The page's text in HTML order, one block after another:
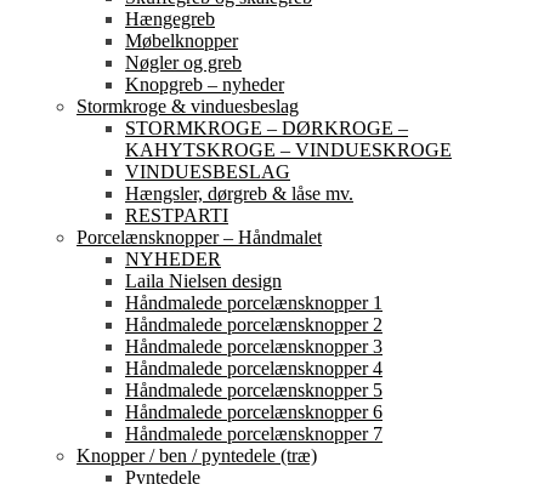
Hængegreb
Møbelknopper
Nøgler og greb
Knopgreb – nyheder
Stormkroge & vinduesbeslag
STORMKROGE – DØRKROGE –
KAHYTSKROGE – VINDUESKROGE
VINDUESBESLAG
Hængsler, dørgreb & låse mv.
RESTPARTI
Porcelænsknopper – Håndmalet
NYHEDER
Laila Nielsen design
Håndmalede porcelænsknopper 1
Håndmalede porcelænsknopper 2
Håndmalede porcelænsknopper 3
Håndmalede porcelænsknopper 4
Håndmalede porcelænsknopper 5
Håndmalede porcelænsknopper 6
Håndmalede porcelænsknopper 7
Knopper / ben / pyntedele (træ)
Pyntedele